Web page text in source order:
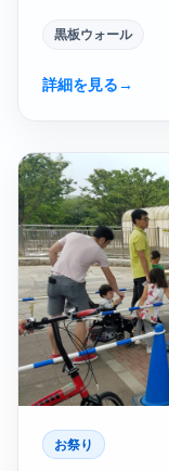
黒板ウォール
詳細を見る→
お祭り